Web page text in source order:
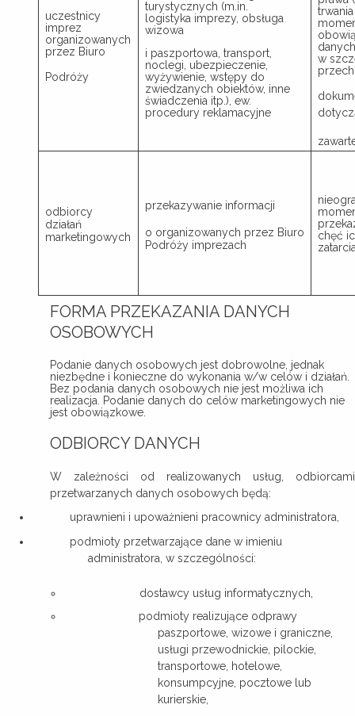
uczestnicy
imprez
organizowanych
przez Biuro
Podróży
turystycznych (m.in.
logistyka imprezy, obsługa
wizowa
i paszportowa, transport,
noclegi, ubezpieczenie,
wyżywienie, wstępy do
zwiedzanych obiektów, inne
świadczenia itp.), ew.
procedury reklamacyjne
w
odbiorcy
działań
marketingowych
przekazywanie informacji
o organizowanych przez Biuro
Podróży imprezach
chęć
FORMA PRZEKAZANIA DANYCH
OSOBOWYCH
Podanie danych osobowych jest dobrowolne, jednak
niezbędne i konieczne do wykonania w/w celów i działań.
Bez podania danych osobowych nie jest możliwa ich
realizacja. Podanie danych do celów marketingowych nie
jest obowiązkowe.
ODBIORCY DANYCH
W zależności od realizowanych usług, odbiorcami
przetwarzanych danych osobowych będą:
uprawnieni i upoważnieni pracownicy administratora,
podmioty przetwarzające dane w imieniu
administratora, w szczególności:
dostawcy usług informatycznych,
podmioty realizujące odprawy
paszportowe, wizowe i graniczne,
usługi przewodnickie, pilockie,
transportowe, hotelowe,
konsumpcyjne, pocztowe lub
kurierskie,